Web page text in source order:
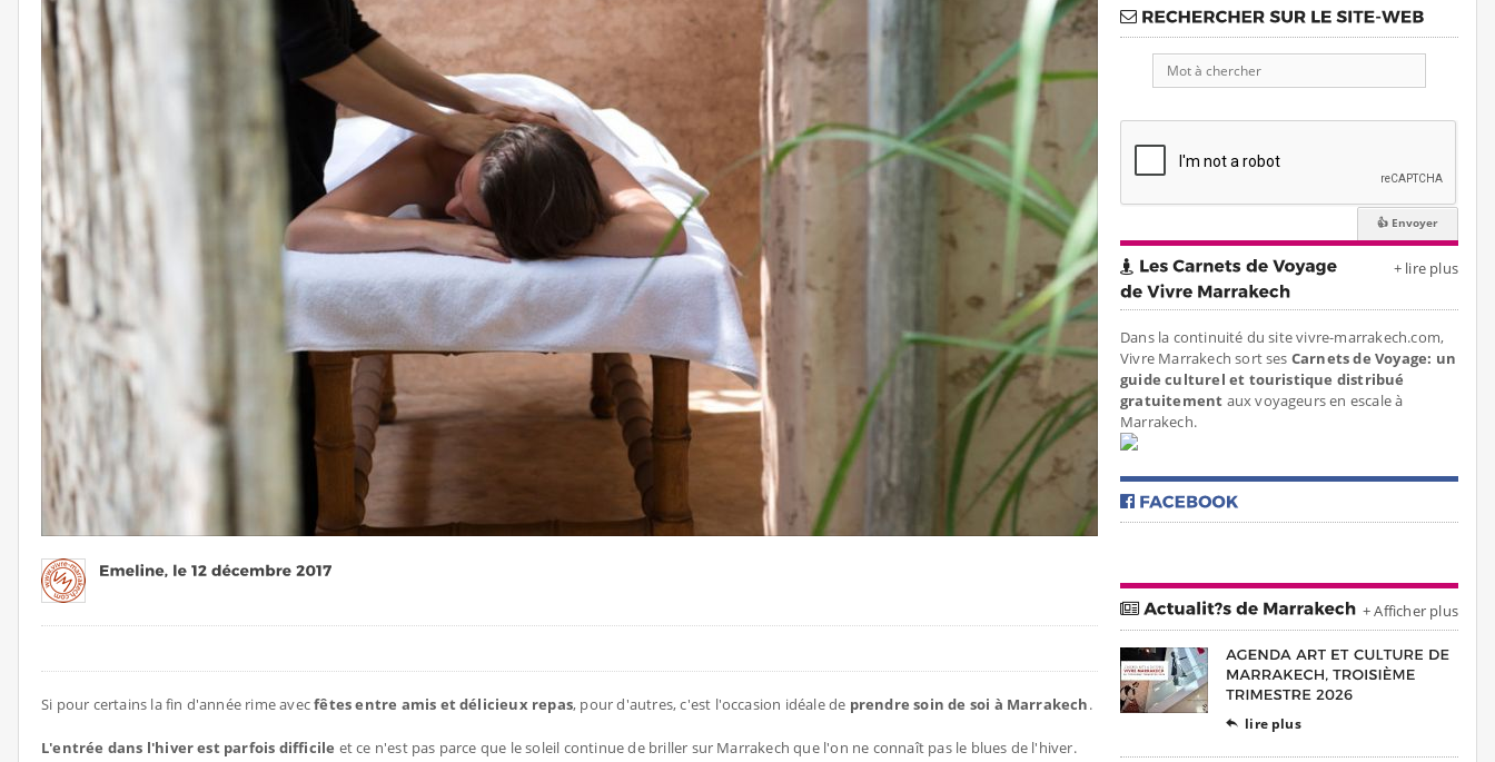
Si pour certains la fin d'année rime avecfêtes entre amis et délicieux repas, pour d'autres, c'est l'occasion idéale de prendre soin de soi à Marrakech.
L'entrée dans l'hiver est parfois difficile et ce n'est pas parce que le soleil continue de briller sur Marrakech que l'on ne connaît pas le blues de l'hiver.
+ lire plus
Dans la continuité du site vivre-marrakech.com,
Vivre Marrakech sort ses Carnets de Voyage: un
guide culturel et touristique distribué
gratuitement aux voyageurs en escale à
Marrakech.
+ Afficher plus
 lire plus